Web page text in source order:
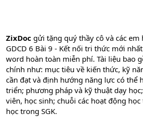
ZixDoc gửi tặng quý thầy cô và các em
GDCD 6 Bài 9 - Kết nối tri thức mới
word hoàn toàn miễn phí. Tài liệu bao
chính như: mục tiêu về kiến thức, kỹ
cần đạt và định hướng năng lực có thể
triển; phương pháp và kỹ thuật dạy
viên, học sinh; chuỗi các hoạt động
học trong SGK.